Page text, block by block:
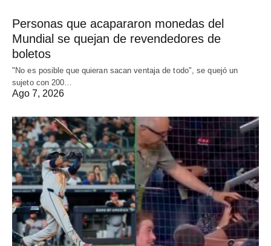
Personas que acapararon monedas del
Mundial se quejan de revendedores de
boletos
"No es posible que quieran sacan ventaja de todo", se quejó un
sujeto con 200…
Ago 7, 2026